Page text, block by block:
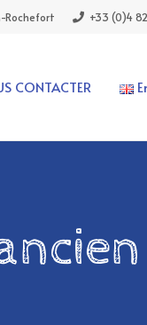
Rochefort +33 (0)4
CONTACTER